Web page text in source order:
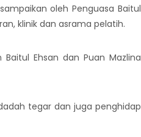
oleh Penguasa Baitul
klinik dan asrama pelatih.
Ehsan dan Puan Mazlina
tegar dan juga penghidap